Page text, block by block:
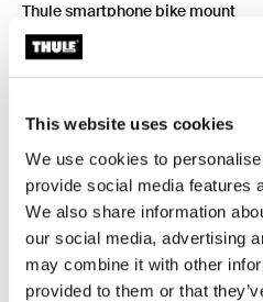
This website uses cookies
We use cookies to
provide social media features
We also share information
our social media, advertising
may combine it with other
provided to them or that
Thule smartphone bike mount
nosač pametnog telefona za bicikl
crne boje
Opis proizvoda
Toggle features
Sve značajke